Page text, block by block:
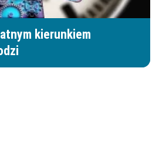
kierunkiem